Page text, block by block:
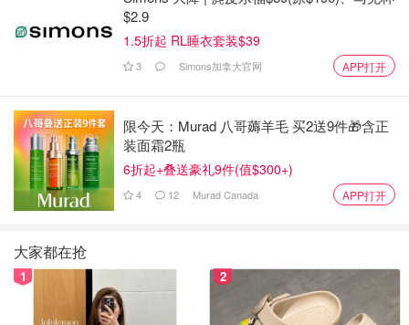
何时开放：2023年1月4日开放
地址：2280 Boul. Valcartier, Saint-Gabriel-de-Valcartier,
网站：
Hôtel de Glace
来源：
narcity
封面来源：@hoteldeglace，
@melanie_jean_photos | Instagram 版权属于原作者
Booking、TripAdvisor、Google Hotels
和Expedia等优劣势对比，评分高又价
格便宜的酒店你就这样选！
1.9w 1
$2.9
1.5折起 RL睡衣套装$39
3 Simons加拿大官网 APP打开
限今天：Murad 八哥薅羊毛 买2送9件🎁含正
装面霜2瓶
6折起+叠送豪礼9件(值$300+)
4 12 Murad Canada APP打开
大家都在抢
1 2